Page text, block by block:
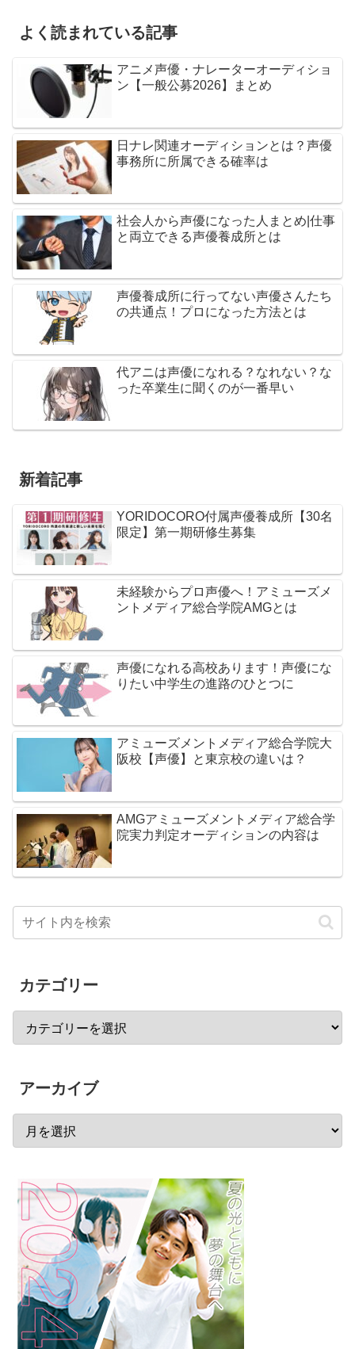
よく読まれている記事
アニメ声優・ナレーターオーディショ
ン【一般公募2026】まとめ
日ナレ関連オーディションとは？声優
事務所に所属できる確率は
社会人から声優になった人まとめ|仕事
と両立できる声優養成所とは
声優養成所に行ってない声優さんたち
の共通点！プロになった方法とは
代アニは声優になれる？なれない？な
った卒業生に聞くのが一番早い
新着記事
YORIDOCORO付属声優養成所【30名
限定】第一期研修生募集
未経験からプロ声優へ！アミューズメ
ントメディア総合学院AMGとは
声優になれる高校あります！声優にな
りたい中学生の進路のひとつに
アミューズメントメディア総合学院大
阪校【声優】と東京校の違いは？
AMGアミューズメントメディア総合学
院実力判定オーディションの内容は
カテゴリー
アーカイブ